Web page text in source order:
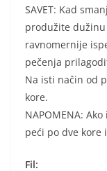
SAVET: Kad
produžite dužinu
ravnomernije
pečenja
Na isti način od
kore.
NAPOMENA:
peći po dve kore
Fil: